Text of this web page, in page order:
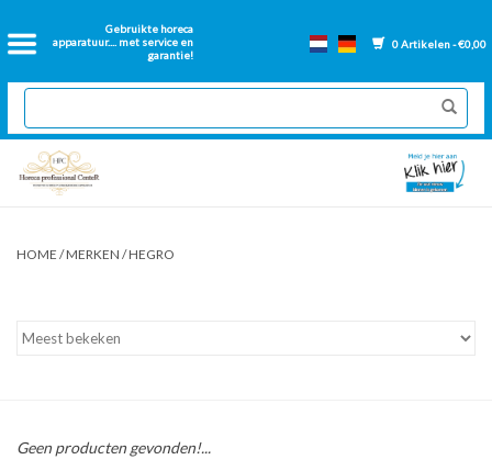
Gebruikte horeca
apparatuur.... met service en
garantie!
0 Artikelen - €0,00
Home
2dehands Horeca
Nieuwe apparatuur
Onderdelen bakwanden
Over ons
HOME /MERKEN /HEGRO
Geen producten gevonden!...